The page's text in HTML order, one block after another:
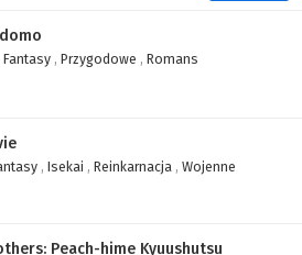
Fantasy , Przygodowe , Romans
, Isekai , Reinkarnacja , Wojenne
Peach-hime Kyuushutsu